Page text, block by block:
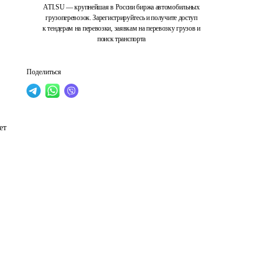
ATI.SU — крупнейшая в России биржа автомобильных
грузоперевозок. Зарегистрируйтесь и получите доступ
к тендерам на перевозки, заявкам на перевозку грузов и
поиск транспорта
Поделиться